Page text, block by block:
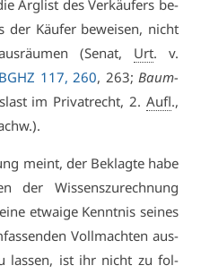
Arg­list des Ver­käu­fers be­
der Käu­fer be­wei­sen, nicht
(Se­nat, Urt. v.
BGHZ 117, 260, 263;Baum­
im Pri­vat­recht, 2. Aufl.,
meint, der Be­klag­te ha­be
der Wis­sens­zu­rech­nung
et­wai­ge Kennt­nis sei­nes
Voll­mach­ten aus­
las­sen, ist ihr nicht zu fol­